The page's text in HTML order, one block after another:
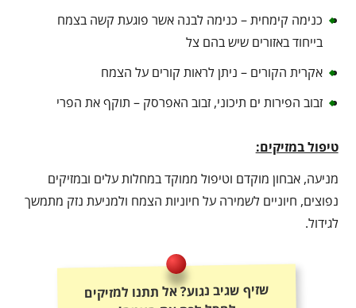
כנימה קימחית – כנימה לבנה אשר פוגעת קשה בצמח
בייחוד באזורים שיש בהם צל
אקרית הקורים – ניתן לראות קורים על הצמח
זבוב הפירות ים תיכוני, זבוב האפרסק – תוקף את הפרי
טיפול במזיקים:
מניעה, אבחון מוקדם וטיפול ממוקד במחלות עלים ובמזיקים
נפוצים, חיוניים לשמירה על חיוניות הצמח ולמניעת נזק מתמשך
לגידול.
שזיף שגיב נגוע? אל תתנו למזיקים